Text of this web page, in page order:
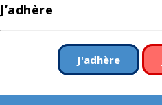
J’adhère
J'adhère